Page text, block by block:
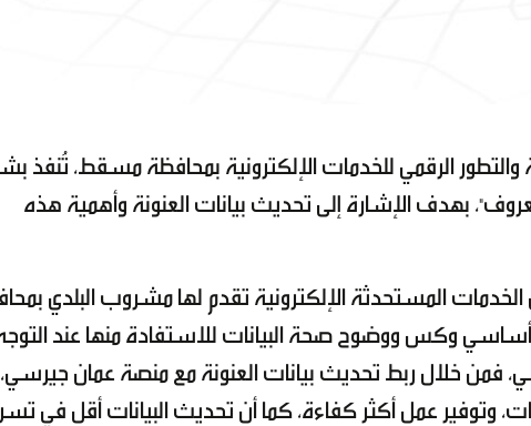
والتطور الرقمي للخدمات الإلكترونية بمحافظة مسقط، تُنفذ
بهدف الإشارة إلى تحديث بيانات العنونة وأهمية هذه
المستحدثة الإلكترونية تقدم لها مشروب البلدي
وكس ووضوح صحة البيانات للاستفادة منها عند
فمن خلال ربط تحديث بيانات العنونة مع منصة عمان جيرسي،
وتوفير عمل أكثر كفاءة، كما أن تحديث البيانات أقل في